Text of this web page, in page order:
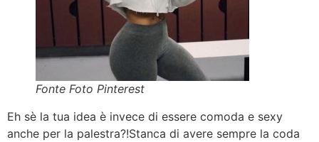
Fonte Foto Pinterest
Eh sè la tua idea è invece di essere comoda e sexy
anche per la palestra?!Stanca di avere sempre la coda